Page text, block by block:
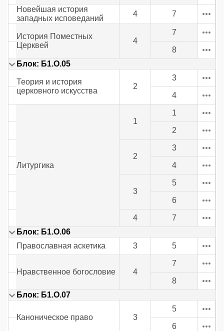
Новейшая история
западных исповеданий
4 7
История Поместных
Церквей
4
7
8
Блок: Б1.О.05
Теория и история
церковного искусства
2
3
4
Литургика
1
1
2
2
3
4
3
5
6
4
7
Блок: Б1.О.06
Православная аскетика
3 5
Нравственное богословие 4
7
8
Блок: Б1.О.07
Каноническое право 3
5
6